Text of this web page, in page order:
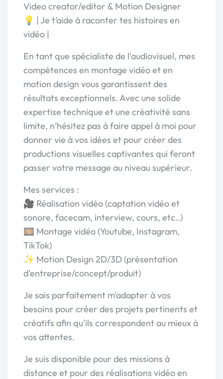
Video creator/editor & Motion Designer
💡 | Je t’aide à raconter tes histoires en
vidéo |
En tant que spécialiste de l'audiovisuel, mes
compétences en montage vidéo et en
motion design vous garantissent des
résultats exceptionnels. Avec une solide
expertise technique et une créativité sans
limite, n’hésitez pas à faire appel à moi pour
donner vie à vos idées et pour créer des
productions visuelles captivantes qui feront
passer votre message au niveau supérieur.
Mes services :
🎥 Réalisation vidéo (captation vidéo et
sonore, facecam, interview, cours, etc..)
🎞️ Montage vidéo (Youtube, Instagram,
TikTok)
✨ Motion Design 2D/3D (présentation
d'entreprise/concept/produit)
Je sais parfaitement m'adapter à vos
besoins pour créer des projets pertinents et
créatifs afin qu'ils correspondent au mieux à
vos attentes.
Je suis disponible pour des missions à
distance et pour des réalisations vidéo en